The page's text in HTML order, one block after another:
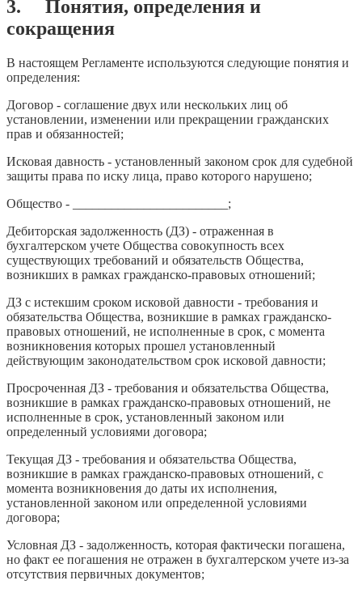
3. Понятия, определения и
сокращения
В настоящем Регламенте используются следующие понятия и
определения:
Договор - соглашение двух или нескольких лиц об
установлении, изменении или прекращении гражданских
прав и обязанностей;
Исковая давность - установленный законом срок для судебной
защиты права по иску лица, право которого нарушено;
Общество - ________________________;
Дебиторская задолженность (ДЗ) - отраженная в
бухгалтерском учете Общества совокупность всех
существующих требований и обязательств Общества,
возникших в рамках гражданско-правовых отношений;
ДЗ с истекшим сроком исковой давности - требования и
обязательства Общества, возникшие в рамках гражданско-
правовых отношений, не исполненные в срок, с момента
возникновения которых прошел установленный
действующим законодательством срок исковой давности;
Просроченная ДЗ - требования и обязательства Общества,
возникшие в рамках гражданско­-правовых отношений, не
исполненные в срок, установленный законом или
определенный условиями договора;
Текущая ДЗ - требования и обязательства Общества,
возникшие в рамках гражданско-правовых отношений, с
момента возникновения до даты их исполнения,
установленной законом или определенной условиями
договора;
Условная ДЗ - задолженность, которая фактически погашена,
но факт ее погашения не отражен в бухгалтерском учете из-за
отсутствия первичных документов;